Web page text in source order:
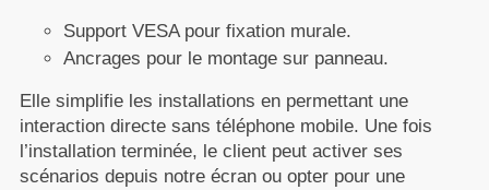
Support VESA pour fixation murale.
Ancrages pour le montage sur panneau.
Elle simplifie les installations en permettant une
interaction directe sans téléphone mobile. Une fois
l’installation terminée, le client peut activer ses
scénarios depuis notre écran ou opter pour une